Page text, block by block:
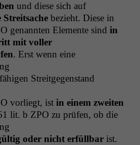
und diese sich auf
Stre­it­sache bezieht. Diese in
genan­nten Ele­mente sind in
mit voller
. Erst wenn eine
Stre­it­ge­gen­stand
vor­liegt, ist in einem zweit­en
lit. b ZPO zu prüfen, ob die
oder nicht erfüll­bar ist.